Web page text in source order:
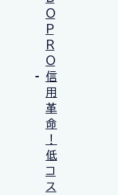
O
P
R
O
信
用
革
命
！
低
コ
ス